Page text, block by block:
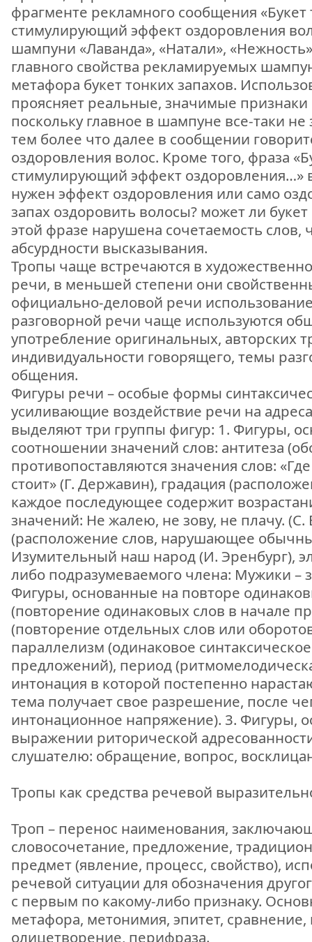
фрагменте рекламного сообщения «Букет
стимулирующий эффект оздоровления
шампуни «Лаванда», «Натали»,
главного свойства рекламируемых
метафора букет тонких запахов.
проясняет реальные, значимые признаки
поскольку главное в шампуне все-таки не
тем более что далее в сообщении
оздоровления волос. Кроме того, фраза
стимулирующий эффект оздоровления…»
нужен эффект оздоровления или само
запах оздоровить волосы? может ли
этой фразе нарушена сочетаемость слов,
абсурдности высказывания.
Тропы чаще встречаются в
речи, в меньшей степени они
официально-деловой речи
разговорной речи чаще используются
употребление оригинальных, авторских
индивидуальности говорящего, темы
общения.
Фигуры речи – особые формы
усиливающие воздействие речи на
выделяют три группы фигур: 1. Фигуры,
соотношении значений слов: антитеза
противопоставляются значения слов:
стоит» (Г. Державин), градация
каждое последующее содержит
значений: Не жалею, не зову, не плачу. (С.
(расположение слов, нарушающее
Изумительный наш народ (И. Эренбург),
либо подразумеваемого члена: Мужики –
Фигуры, основанные на повторе
(повторение одинаковых слов в начале
(повторение отдельных слов или
параллелизм (одинаковое
предложений), период
интонация в которой постепенно
тема получает свое разрешение, после
интонационное напряжение). 3. Фигуры,
выражении риторической
слушателю: обращение, вопрос,
Тропы как средства речевой
Троп – перенос наименования,
словосочетание, предложение,
предмет (явление, процесс, свойство),
речевой ситуации для обозначения
с первым по какому-либо признаку.
метафора, метонимия, эпитет, сравнение,
олицетворение, перифраза.